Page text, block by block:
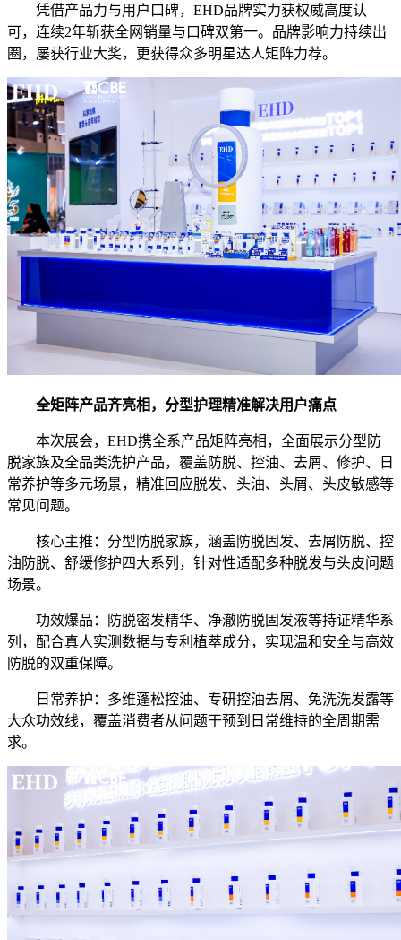
凭借产品力与用户口碑，EHD品牌实力获权威高度认
可，连续2年斩获全网销量与口碑双第一。品牌影响力持续出
圈，屡获行业大奖，更获得众多明星达人矩阵力荐。
全矩阵产品齐亮相 ， 分型护理精准解决用户痛点
本次展会， EHD携全系产品矩阵亮相 ，全面展示分型防
脱家族及全品类洗护产品，覆盖防脱、控油、去屑、修护、日
常养护等多元场景，精准回应脱发、头油、头屑、头皮敏感等
常见问题。
核心主推：分型防脱家族，涵盖防脱固发、去屑防脱、控
油防脱、舒缓修护四大系列，针对性适配多种脱发与头皮问题
场景。
功效爆品：防脱密发精华、净澈防脱固发液等持证精华系
列，配合真人实测数据与专利植萃成分，实现温和安全与高效
防脱的双重保障。
日常养护：多维蓬松控油、专研控油去屑、免洗洗发露等
大众功效线，覆盖消费者从问题干预到日常维持的全周期需
求。